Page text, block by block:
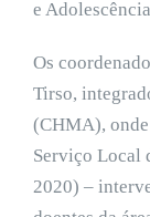
e
Os
Tirso,
(CHMA),
Serviço Local
2020) –